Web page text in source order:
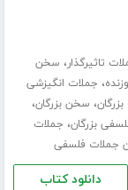
تاثیرگذار، سخن
، جملات انگیزشی
، سخن بزرگان،
بزرگان، جملات
جملات فلسفی
دانلود کتاب